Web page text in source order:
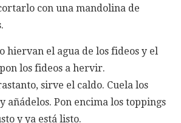
con una mandolina de
hiervan el agua de los fideos y el
los fideos a hervir.
sirve el caldo. Cuela los
añádelos. Pon encima los toppings
y ya está listo.